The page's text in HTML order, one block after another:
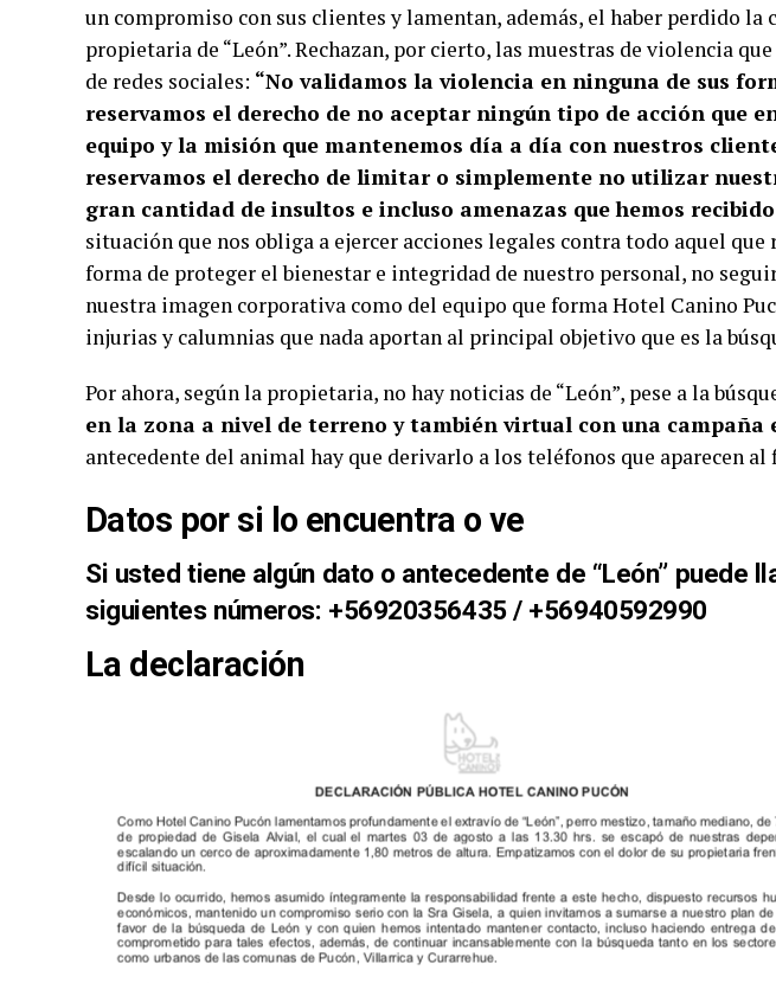
un compromiso con sus clientes y lamentan, además, el haber perdido la
propietaria de “León”. Rechazan, por cierto, las muestras de violencia
de redes sociales: “No validamos la violencia en ninguna de sus
reservamos el derecho de no aceptar ningún tipo de acción que
equipo y la misión que mantenemos día a día con nuestros
reservamos el derecho de limitar o simplemente no utilizar
gran cantidad de insultos e incluso amenazas que hemos
situación que nos obliga a ejercer acciones legales contra todo aquel que
forma de proteger el bienestar e integridad de nuestro personal, no
nuestra imagen corporativa como del equipo que forma Hotel Canino
injurias y calumnias que nada aportan al principal objetivo que es la
Por ahora, según la propietaria, no hay noticias de “León”, pese a la
en la zona a nivel de terreno y también virtual con una campaña
antecedente del animal hay que derivarlo a los teléfonos que aparecen al
Datos por si lo encuentra o ve
Si usted tiene algún dato o antecedente de “León” puede
siguientes números: +56920356435 / +56940592990
La declaración